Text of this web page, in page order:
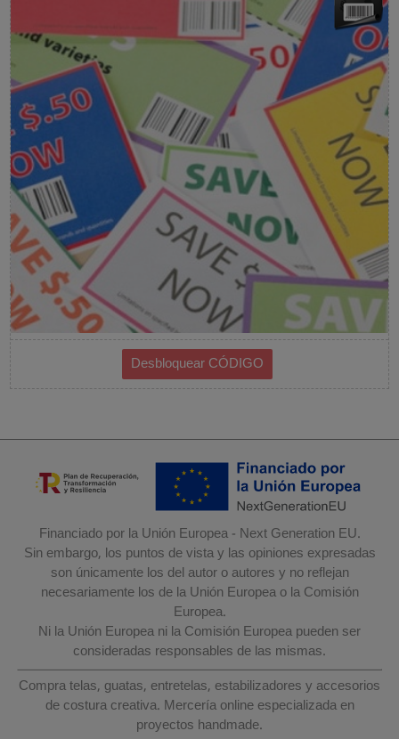
Financiado por la Unión Europea - Next Generation EU.
Sin embargo, los puntos de vista y las opiniones expresadas
son únicamente los del autor o autores y no reflejan
necesariamente los de la Unión Europea o la Comisión
Europea.
Ni la Unión Europea ni la Comisión Europea pueden ser
consideradas responsables de las mismas.
Compra telas, guatas, entretelas, estabilizadores y accesorios
de costura creativa. Mercería online especializada en
proyectos handmade.